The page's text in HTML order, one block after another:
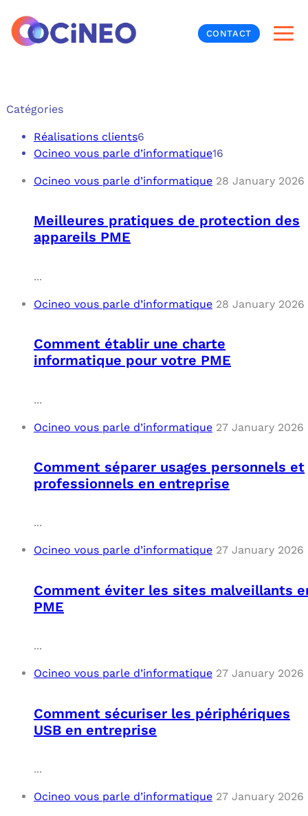
CONTACT
Catégories
Réalisations clients6
Ocineo vous parle d’informatique16
Ocineo vous parle d’informatique 28 January 2026
Meilleures pratiques de protection des
appareils PME
...
Ocineo vous parle d’informatique 28 January 2026
Comment établir une charte
informatique pour votre PME
...
Ocineo vous parle d’informatique 27 January 2026
Comment séparer usages personnels et
professionnels en entreprise
...
Ocineo vous parle d’informatique 27 January 2026
Comment éviter les sites malveillants
PME
...
Ocineo vous parle d’informatique 27 January 2026
Comment sécuriser les périphériques
USB en entreprise
...
Ocineo vous parle d’informatique 27 January 2026